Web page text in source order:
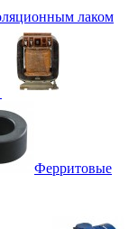
лаком
Ферритовые